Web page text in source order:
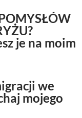
je na moim
we
mojego